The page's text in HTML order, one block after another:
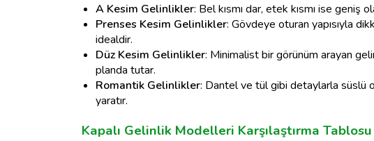
A Kesim Gelinlikler: Bel kısmı dar, etek kısmı ise geniş
Prenses Kesim Gelinlikler: Gövdeye oturan yapısıyla
idealdir.
Düz Kesim Gelinlikler: Minimalist bir görünüm arayan
planda tutar.
Romantik Gelinlikler: Dantel ve tül gibi detaylarla süslü
yaratır.
Kapalı Gelinlik Modelleri Karşılaştırma Tablosu